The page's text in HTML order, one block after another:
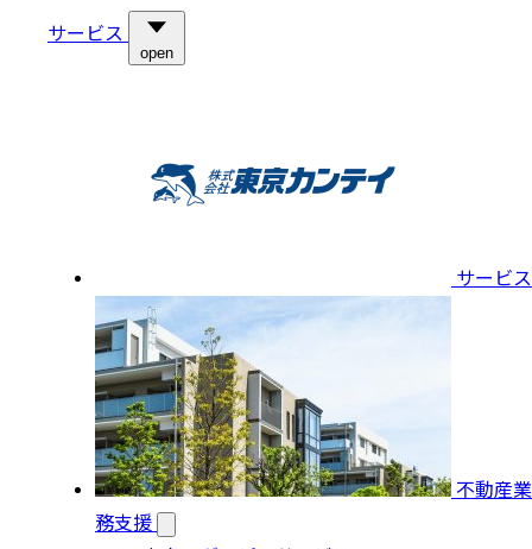
サービス
open
サービス
不動産業
務支援